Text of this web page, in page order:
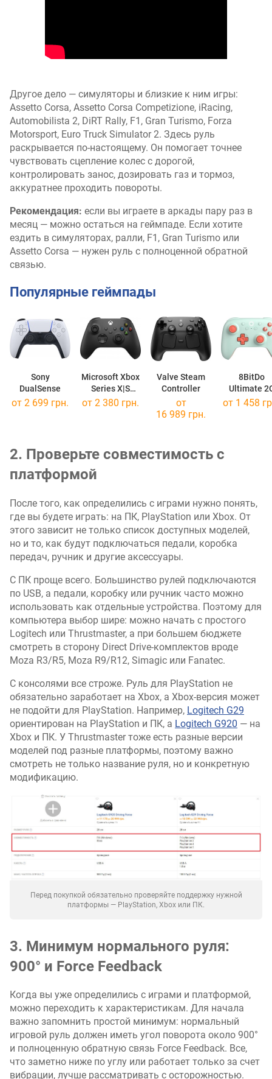
Другое дело — симуляторы и близкие к ним игры:
Assetto Corsa, Assetto Corsa Competizione, iRacing,
Automobilista 2, DiRT Rally, F1, Gran Turismo, Forza
Motorsport, Euro Truck Simulator 2. Здесь руль
раскрывается по-настоящему. Он помогает точнее
чувствовать сцепление колес с дорогой,
контролировать занос, дозировать газ и тормоз,
аккуратнее проходить повороты.
Рекомендация: если вы играете в аркады пару раз в
месяц — можно остаться на геймпаде. Если хотите
ездить в симуляторах, ралли, F1, Gran Turismo или
Assetto Corsa — нужен руль с полноценной обратной
связью.
Популярные геймпады
Sony
DualSense
Microsoft Xbox
Series X|S
Wireless
Valve Steam
Controller
8BitDo
Ultimate
Wireless
от 2 699 грн. от 2 380 грн.
от
16 989 грн.
от 1 458
2. Проверьте совместимость с
платформой
После того, как определились с играми нужно понять,
где вы будете играть: на ПК, PlayStation или Xbox. От
этого зависит не только список доступных моделей,
но и то, как будут подключаться педали, коробка
передач, ручник и другие аксессуары.
С ПК проще всего. Большинство рулей подключаются
по USB, а педали, коробку или ручник часто можно
использовать как отдельные устройства. Поэтому для
компьютера выбор шире: можно начать с простого
Logitech или Thrustmaster, а при большем бюджете
смотреть в сторону Direct Drive-комплектов вроде
Moza R3/R5, Moza R9/R12, Simagic или Fanatec.
С консолями все строже. Руль для PlayStation не
обязательно заработает на Xbox, а Xbox-версия может
не подойти для PlayStation. Например, Logitech G29
ориентирован на PlayStation и ПК, а Logitech G920 — на
Xbox и ПК. У Thrustmaster тоже есть разные версии
моделей под разные платформы, поэтому важно
смотреть не только название руля, но и конкретную
модификацию.
Перед покупкой обязательно проверяйте поддержку нужной
платформы — PlayStation, Xbox или ПК.
3. Минимум нормального руля:
900° и Force Feedback
Когда вы уже определились с играми и платформой,
можно переходить к характеристикам. Для начала
важно запомнить простой минимум: нормальный
игровой руль должен иметь угол поворота около 900°
и полноценную обратную связь Force Feedback. Все,
что заметно ниже по углу или работает только за счет
вибрации, лучше рассматривать с осторожностью.